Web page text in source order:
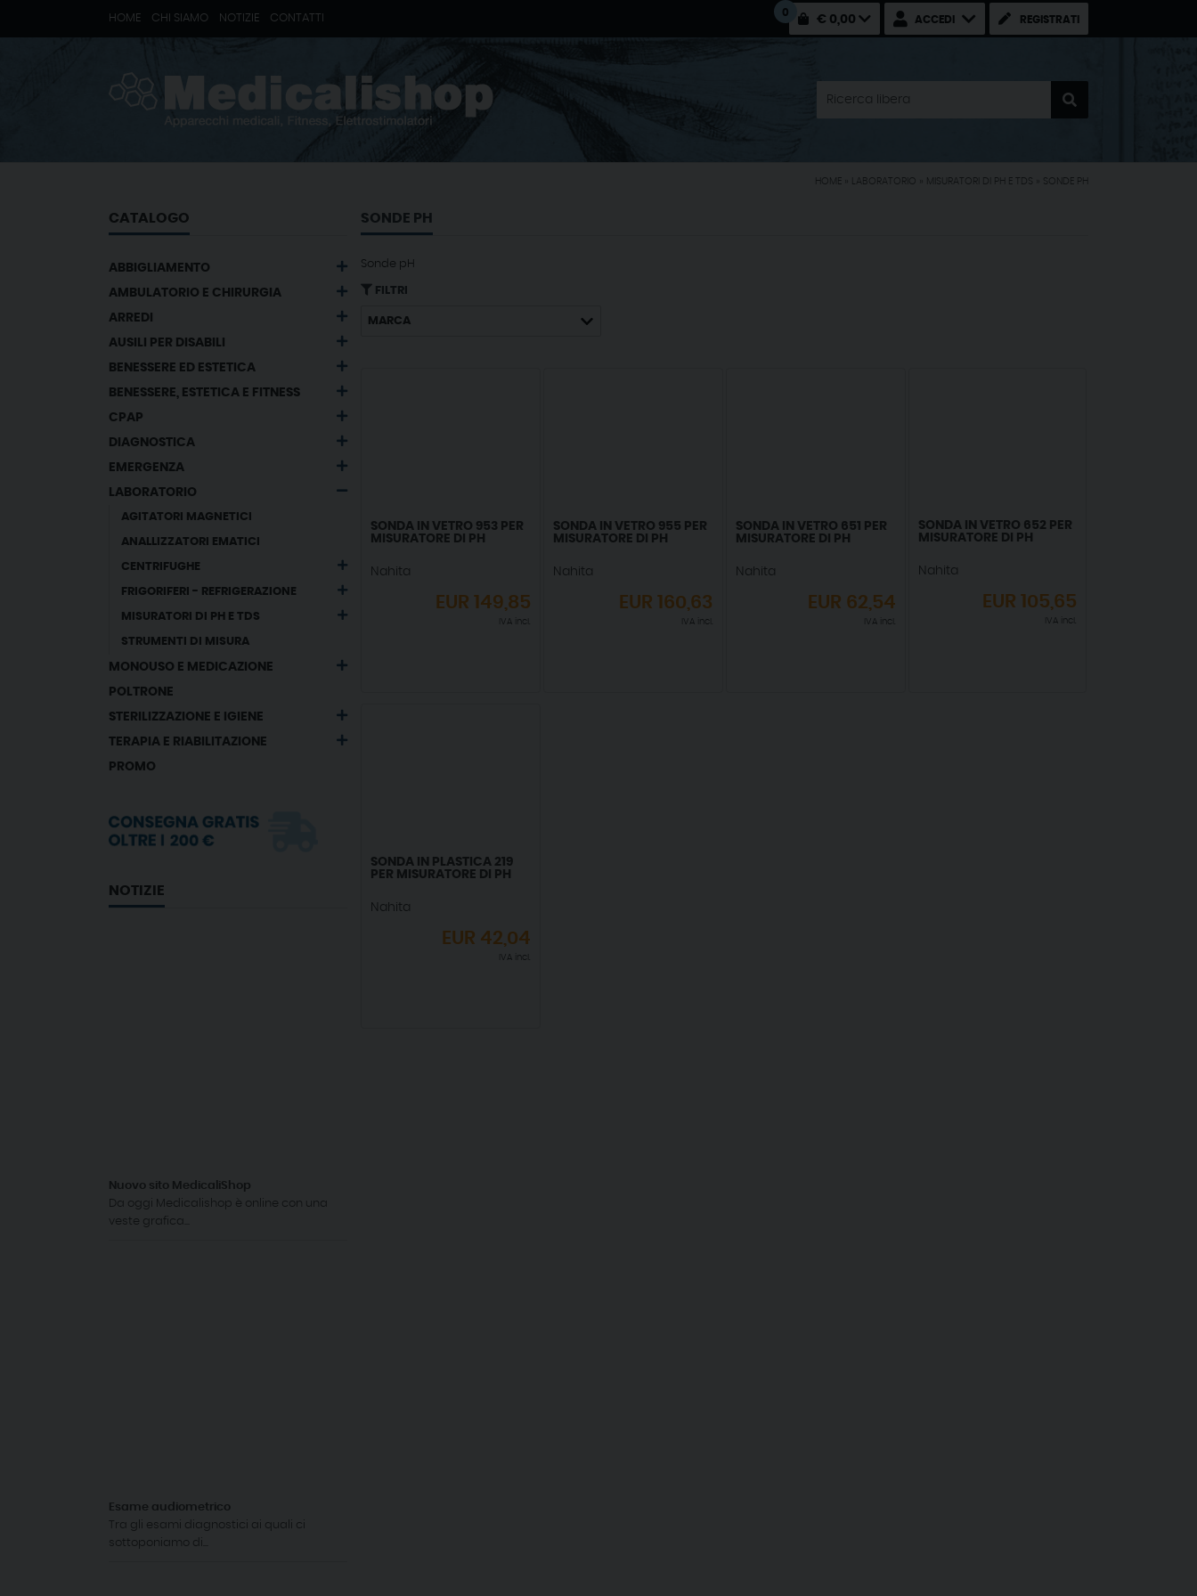
HOME CHI SIAMO NOTIZIE CONTATTI REGISTRATI
ACCEDI
0
€ 0,00
HOME LABORATORIO MISURATORI DI PH E TDS SONDE PH
CATALOGO
ABBIGLIAMENTO
AMBULATORIO E CHIRURGIA
ARREDI
AUSILI PER DISABILI
BENESSERE ED ESTETICA
BENESSERE, ESTETICA E FITNESS
CPAP
DIAGNOSTICA
EMERGENZA
LABORATORIO
AGITATORI MAGNETICI
ANALLIZZATORI EMATICI
CENTRIFUGHE
FRIGORIFERI - REFRIGERAZIONE
MISURATORI DI PH E TDS
STRUMENTI DI MISURA
MONOUSO E MEDICAZIONE
POLTRONE
STERILIZZAZIONE E IGIENE
TERAPIA E RIABILITAZIONE
PROMO
NOTIZIE
Nuovo sito MedicaliShop
Da oggi Medicalishop è online con una
veste grafica...
Esame audiometrico
Tra gli esami diagnostici ai quali ci
sottoponiamo di...
SONDE PH
Sonde pH
FILTRI
MARCA
SONDA IN VETRO 953 PER
MISURATORE DI PH
Nahita
EUR149,85
IVA incl.
SONDA IN VETRO 955 PER
MISURATORE DI PH
Nahita
EUR160,63
IVA incl.
SONDA IN VETRO 651 PER
MISURATORE DI PH
Nahita
EUR 62,54
IVA incl.
SONDA IN VETRO 652 PER
MISURATORE DI PH
Nahita
EUR 105,65
IVA incl.
SONDA IN PLASTICA 219
PER MISURATORE DI PH
Nahita
EUR 42,04
IVA incl.